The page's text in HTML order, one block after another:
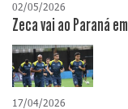
02/05/2026
Zeca vai ao Paraná
17/04/2026